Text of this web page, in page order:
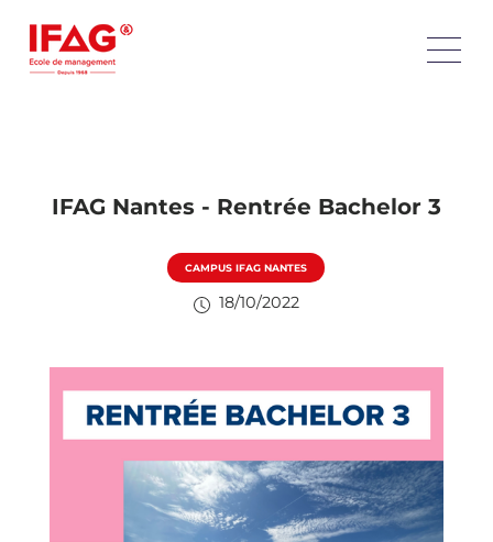
IFAG Nantes - Rentrée Bachelor 3
CAMPUS IFAG NANTES
18/10/2022